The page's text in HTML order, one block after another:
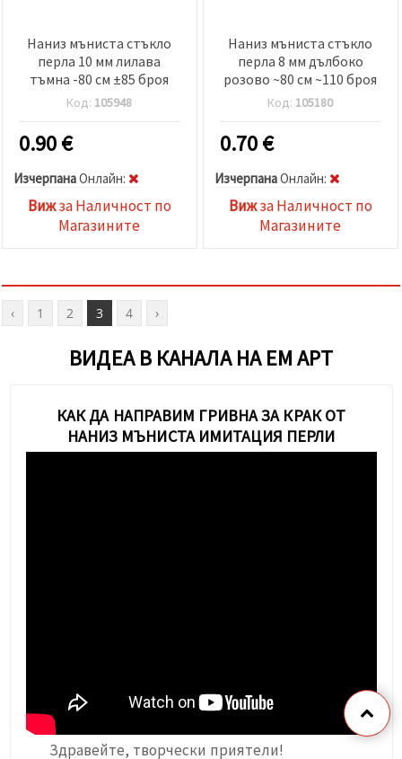
Наниз мъниста стъкло
перла 10 мм лилава
тъмна -80 см ±85 броя
Код: 105948
0.90€
ИзчерпанаOнлайн:
Вижза Наличност по
Магазините
Наниз мъниста стъкло
перла 8 мм дълбоко
розово ~80 см ~110 броя
Код: 105180
0.70€
ИзчерпанаOнлайн:
Вижза Наличност по
Магазините
‹ 1 2 3 4 ›
ВИДЕА В КАНАЛА НА ЕМ АРТ
КАК ДА НАПРАВИМ ГРИВНА ЗА КРАК ОТ
НАНИЗ МЪНИСТА ИМИТАЦИЯ ПЕРЛИ
Здравейте, творчески приятели!